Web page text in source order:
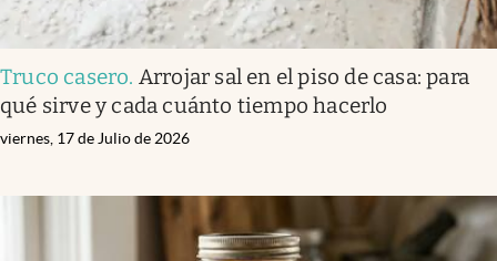
Truco casero. Arrojar sal en el piso de casa: para
qué sirve y cada cuánto tiempo hacerlo
viernes, 17 de Julio de 2026